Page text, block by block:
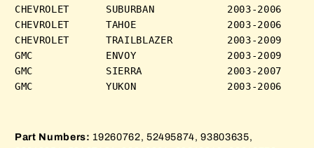
CHEVROLET      SUBURBAN            2003-2006
CHEVROLET      TAHOE               2003-2006
CHEVROLET      TRAILBLAZER         2003-2009
GMC            ENVOY               2003-2009
GMC            SIERRA              2003-2007
Part Numbers: 19260762, 52495874, 93803635,